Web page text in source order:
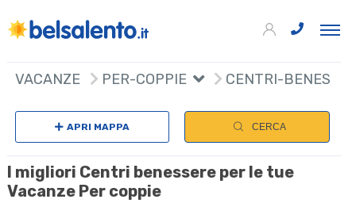
VACANZE PER-COPPIE CENTRI-
APRI MAPPA CERCA
I migliori Centri benessere per le tue
Vacanze Per coppie